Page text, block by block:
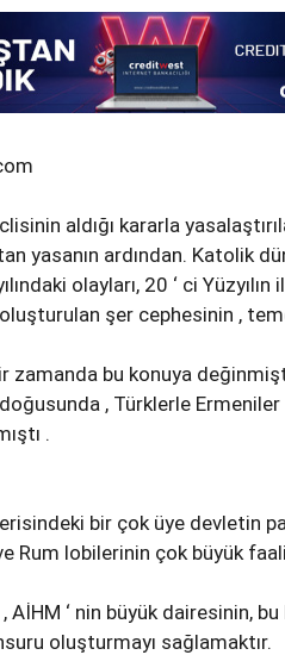
aldığı kararla
yasanın ardından. Katolik
olayları, 20 ‘ ci Yüzyılın
oluşturulan şer cephesinin ,
zamanda bu konuya
doğusunda , Türklerle
.
bir çok üye devletin
Rum lobilerinin çok büyük
‘ nin büyük dairesinin,
oluşturmayı sağlamaktır.